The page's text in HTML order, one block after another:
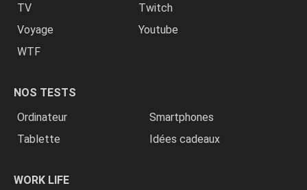
TV
Twitch
Voyage
Youtube
WTF
NOS TESTS
Ordinateur
Smartphones
Tablette
Idées cadeaux
WORK LIFE